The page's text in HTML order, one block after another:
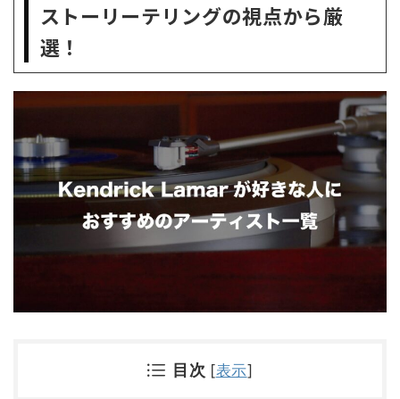
ストーリーテリングの視点から厳
選！
目次 [表示]